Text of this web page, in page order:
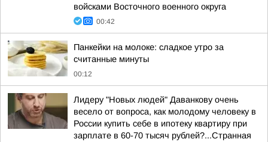
войсками Восточного военного округа
00:42
Панкейки на молоке: сладкое утро за
считанные минуты
00:12
Лидеру "Новых людей" Даванкову очень
весело от вопроса, как молодому человеку в
России купить себе в ипотеку квартиру при
зарплате в 60-70 тысяч рублей?...Странная